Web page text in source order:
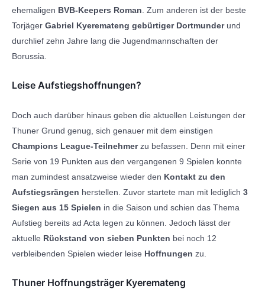
ehemaligen BVB-Keepers Roman . Zum anderen ist der beste
Torjäger Gabriel Kyeremateng gebürtiger Dortmunderund
durchlief zehn Jahre lang die Jugendmannschaften der
Borussia.
Leise Aufstiegshoffnungen?
Doch auch darüber hinaus geben die aktuellen Leistungen der
Thuner Grund genug, sich genauer mit dem einstigen
Champions League-Teilnehmerzu befassen. Denn mit einer
Serie von 19 Punkten aus den vergangenen 9 Spielen konnte
man zumindest ansatzweise wieder den Kontakt zu den
Aufstiegsrängen herstellen. Zuvor startete man mit lediglich 3
Siegen aus 15 Spielen in die Saison und schien das Thema
Aufstieg bereits ad Acta legen zu können. Jedoch lässt der
aktuelle Rückstand von sieben Punkten bei noch 12
verbleibenden Spielen wieder leise Hoffnungen zu.
Thuner Hoffnungsträger Kyeremateng